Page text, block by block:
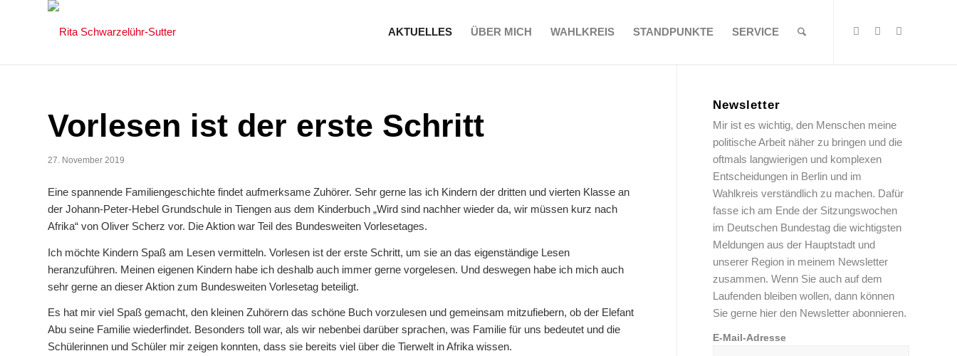
AKTUELLES ÜBER MICH WAHLKREIS STANDPUNKTE SERVICE
Vorlesen ist der erste Schritt
27. November 2019
Eine spannende Familiengeschichte findet aufmerksame Zuhörer. Sehr gerne las ich Kindern der dritten und vierten Klasse an
der Johann-Peter-Hebel Grundschule in Tiengen aus dem Kinderbuch „Wird sind nachher wieder da, wir müssen kurz nach
Afrika“ von Oliver Scherz vor. Die Aktion war Teil des Bundesweiten Vorlesetages.
Ich möchte Kindern Spaß am Lesen vermitteln. Vorlesen ist der erste Schritt, um sie an das eigenständige Lesen
heranzuführen. Meinen eigenen Kindern habe ich deshalb auch immer gerne vorgelesen. Und deswegen habe ich mich auch
sehr gerne an dieser Aktion zum Bundesweiten Vorlesetag beteiligt.
Es hat mir viel Spaß gemacht, den kleinen Zuhörern das schöne Buch vorzulesen und gemeinsam mitzufiebern, ob der Elefant
Abu seine Familie wiederfindet. Besonders toll war, als wir nebenbei darüber sprachen, was Familie für uns bedeutet und die
Schülerinnen und Schüler mir zeigen konnten, dass sie bereits viel über die Tierwelt in Afrika wissen.
Newsletter
Mir ist es wichtig, den Menschen meine
politische Arbeit näher zu bringen und die
oftmals langwierigen und komplexen
Entscheidungen in Berlin und im
Wahlkreis verständlich zu machen. Dafür
fasse ich am Ende der Sitzungswochen
im Deutschen Bundestag die wichtigsten
Meldungen aus der Hauptstadt und
unserer Region in meinem Newsletter
zusammen. Wenn Sie auch auf dem
Laufenden bleiben wollen, dann können
Sie gerne hier den Newsletter abonnieren.
E-Mail-Adresse